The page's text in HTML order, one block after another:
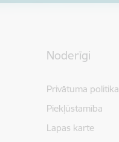
Noderīgi
Privātuma politika
Piekļūstamība
Lapas karte